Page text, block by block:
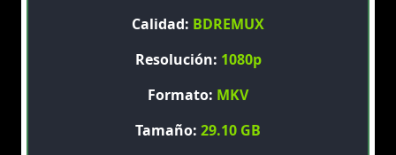
Calidad: BDREMUX
Resolución: 1080p
Formato: MKV
Tamaño: 29.10 GB